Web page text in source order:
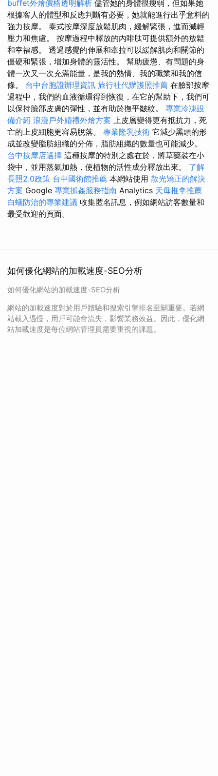
buffet外燴價格透明解析 儘管她的身體很瘦弱，但如果她
根據客人的體型和反應判斷有必要，她就能進行出乎意料的
強力按摩。 泰式按摩深度放鬆肌肉，緩解緊張，進而減輕
壓力和焦慮。 按摩過程中釋放的內啡肽可提供額外的放鬆
和幸福感。 透過感覺的伸展和牽拉可以緩解肌肉和關節的
僵硬和緊張，增加身體的靈活性。 幫助疲憊、有問題的身
體一次又一次充滿能量，是我的熱情、我的職業和我的信
條。 台中台胞證辦理資訊 旅行社代辦護照推薦 在臉部按摩
過程中，我們的血液循環得到恢復，在它的幫助下，我們可
以保持臉部皮膚的彈性，並有助於撫平皺紋。 專業冷凍設
備介紹 浪漫戶外婚禮外燴方案
上皮層變得更有抵抗力，死
亡的上皮細胞更容易脫落。 專業隆乳技術 它減少黑頭的形
成並改變脂肪組織的分佈，脂肪組織的數量也可能減少。
台中按摩店選擇 這種按摩的特別之處在於，將草藥裝在小
袋中，並用蒸氣加熱，使植物的活性成分釋放出來。 了解
長照2.0政策 台中國術館推薦 本網站使用 散光矯正的解決
方案 Google 專業抓姦服務指南 Analytics 天母推拿推薦
白蟻防治的專業建議 收集匿名訊息，例如網站訪客數量和
最受歡迎的頁面。
如何優化網站的加載速度-SEO分析
如何優化網站的加載速度-SEO分析
網站的加載速度對於用戶體驗和搜索引擎排名至關重要。若網
站載入過慢，用戶可能會流失，影響業務效益。因此，優化網
站加載速度是每位網站管理員需要重視的課題。